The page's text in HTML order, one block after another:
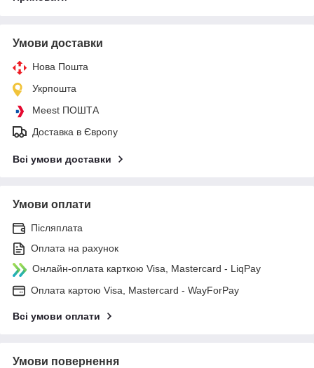
Умови доставки
Нова Пошта
Укрпошта
Meest ПОШТА
Доставка в Європу
Всі умови доставки
Умови оплати
Післяплата
Оплата на рахунок
Онлайн-оплата карткою Visa, Mastercard - LiqPay
Оплата картою Visa, Mastercard - WayForPay
Всі умови оплати
Умови повернення